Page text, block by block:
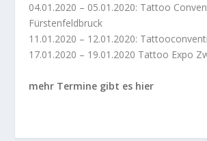
04.01.2020 – 05.01.2020: Tattoo
Fürstenfeldbruck
11.01.2020 – 12.01.2020:
17.01.2020 – 19.01.2020 Tattoo Expo
mehr Termine gibt es hier